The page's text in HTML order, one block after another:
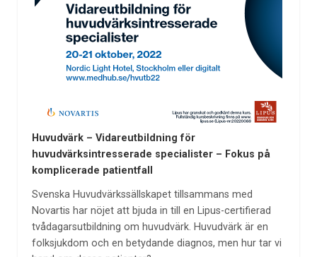
Huvudvärk – Vidareutbildning för
huvudvärksintresserade specialister – Fokus på
komplicerade patientfall
Svenska Huvudvärkssällskapet tillsammans med
Novartis har nöjet att bjuda in till en Lipus-certifierad
tvådagarsutbildning om huvudvärk. Huvudvärk är en
folksjukdom och en betydande diagnos, men hur tar vi